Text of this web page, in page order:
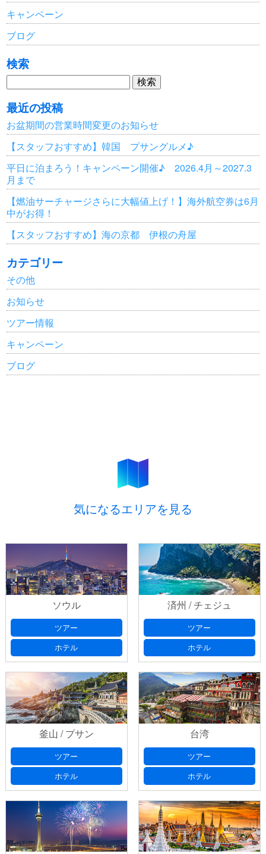
キャンペーン
ブログ
検索
検
索:
最近の投稿
お盆期間の営業時間変更のお知らせ
【スタッフおすすめ】韓国 プサングルメ♪
平日に泊まろう！キャンペーン開催♪ 2026.4月～2027.3
月まで
【燃油サーチャージさらに大幅値上げ！】海外航空券は6月
中がお得！
【スタッフおすすめ】海の京都 伊根の舟屋
カテゴリー
その他
お知らせ
ツアー情報
キャンペーン
ブログ
気になるエリアを見る
ソウル
ツアー
ホテル
済州 / チェジュ
ツアー
ホテル
釜山 / プサン
ツアー
ホテル
台湾
ツアー
ホテル